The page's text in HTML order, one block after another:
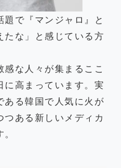
題で『マンジャロ』と
たな」と感じている方
な人々が集まるここ
に高まっています。実
ある韓国で人気に火が
ある新しいメディカ